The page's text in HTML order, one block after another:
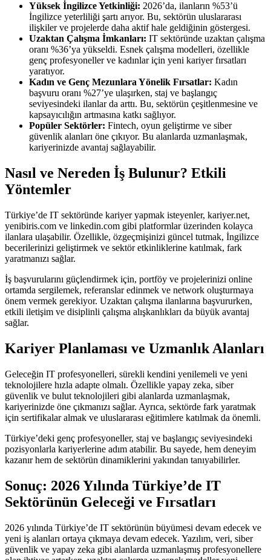
Yüksek İngilizce Yetkinliği: 2026’da, ilanların %53’ü
İngilizce yeterliliği şartı arıyor. Bu, sektörün uluslararası
ilişkiler ve projelerde daha aktif hale geldiğinin göstergesi.
Uzaktan Çalışma İmkanları: IT sektöründe uzaktan çalışma
oranı %36’ya yükseldi. Esnek çalışma modelleri, özellikle
genç profesyoneller ve kadınlar için yeni kariyer fırsatları
yaratıyor.
Kadın ve Genç Mezunlara Yönelik Fırsatlar: Kadın
başvuru oranı %27’ye ulaşırken, staj ve başlangıç
seviyesindeki ilanlar da arttı. Bu, sektörün çeşitlenmesine ve
kapsayıcılığın artmasına katkı sağlıyor.
Popüler Sektörler: Fintech, oyun geliştirme ve siber
güvenlik alanları öne çıkıyor. Bu alanlarda uzmanlaşmak,
kariyerinizde avantaj sağlayabilir.
Nasıl ve Nereden İş Bulunur? Etkili
Yöntemler
Türkiye’de IT sektöründe kariyer yapmak isteyenler, kariyer.net,
yenibiris.com ve linkedin.com gibi platformlar üzerinden kolayca
ilanlara ulaşabilir. Özellikle, özgeçmişinizi güncel tutmak, İngilizce
becerilerinizi geliştirmek ve sektör etkinliklerine katılmak, fark
yaratmanızı sağlar.
İş başvurularını güçlendirmek için, portföy ve projelerinizi online
ortamda sergilemek, referanslar edinmek ve network oluşturmaya
önem vermek gerekiyor. Uzaktan çalışma ilanlarına başvururken,
etkili iletişim ve disiplinli çalışma alışkanlıkları da büyük avantaj
sağlar.
Kariyer Planlaması ve Uzmanlık Alanları
Geleceğin IT profesyonelleri, sürekli kendini yenilemeli ve yeni
teknolojilere hızla adapte olmalı. Özellikle yapay zeka, siber
güvenlik ve bulut teknolojileri gibi alanlarda uzmanlaşmak,
kariyerinizde öne çıkmanızı sağlar. Ayrıca, sektörde fark yaratmak
için sertifikalar almak ve uluslararası eğitimlere katılmak da önemli.
Türkiye’deki genç profesyoneller, staj ve başlangıç seviyesindeki
pozisyonlarla kariyerlerine adım atabilir. Bu sayede, hem deneyim
kazanır hem de sektörün dinamiklerini yakından tanıyabilirler.
Sonuç: 2026 Yılında Türkiye’de IT
Sektörünün Geleceği ve Fırsatları
2026 yılında Türkiye’de IT sektörünün büyümesi devam edecek ve
yeni iş alanları ortaya çıkmaya devam edecek. Yazılım, veri, siber
güvenlik ve yapay zeka gibi alanlarda uzmanlaşmış profesyonellere